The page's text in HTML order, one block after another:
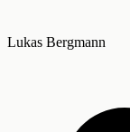
Lukas Bergmann